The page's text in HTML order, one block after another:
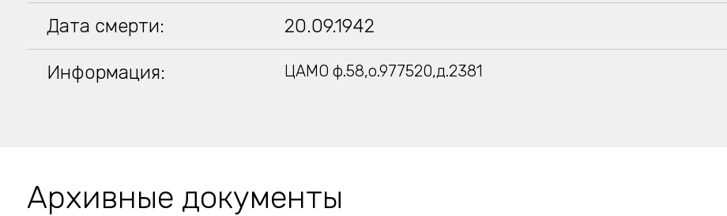
Дата смерти: 20.09.1942
Информация: ЦАМО ф.58,о.977520,д.2381
Архивные документы